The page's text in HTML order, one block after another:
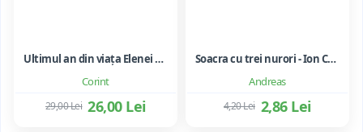
Corint
Ultimul an din viața Elenei Ceaușescu - LAVINIA BETEA
26,00 Lei
29,00 Lei
Andreas
Soacra cu trei nurori - Ion Creanga
2,86 Lei
4,20 Lei